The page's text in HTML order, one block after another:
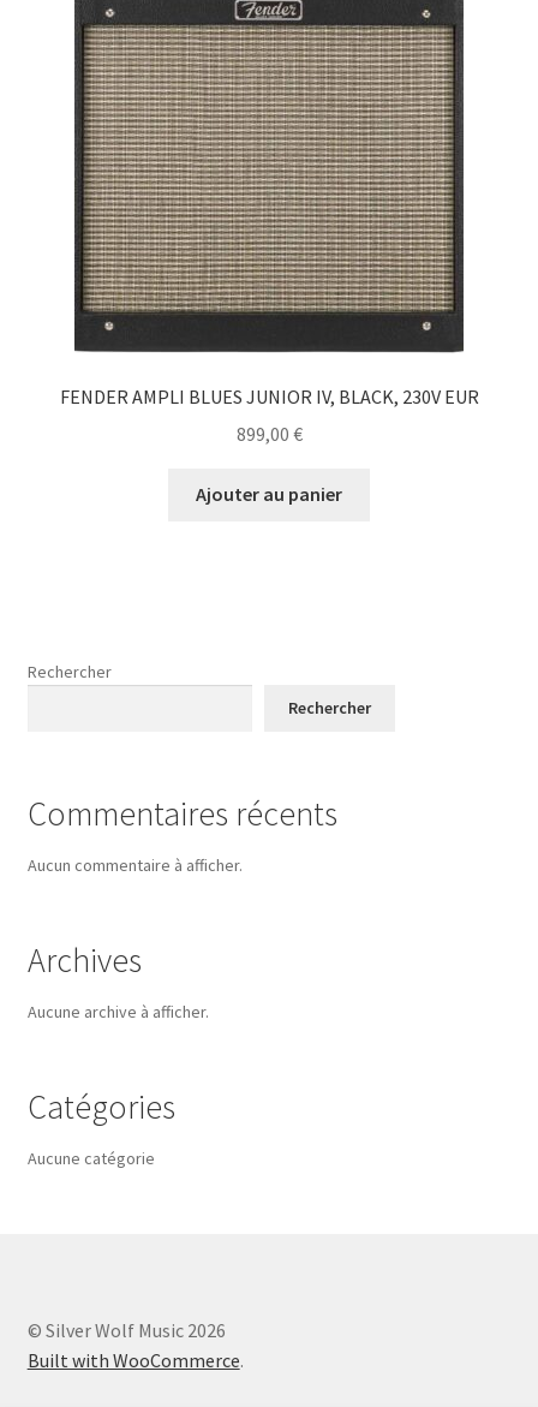
FENDER AMPLI BLUES JUNIOR IV, BLACK, 230V EUR
899,00 €
Ajouter au panier
Rechercher
Rechercher
Commentaires récents
Aucun commentaire à afficher.
Archives
Aucune archive à afficher.
Catégories
Aucune catégorie
© Silver Wolf Music 2026
Built with WooCommerce.